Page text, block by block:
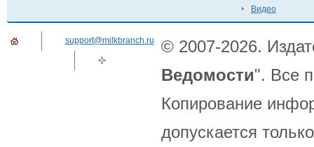
Видео
support@milkbranch.ru
© 2007-2026.
Ведомости". Все
Копирование
допускается